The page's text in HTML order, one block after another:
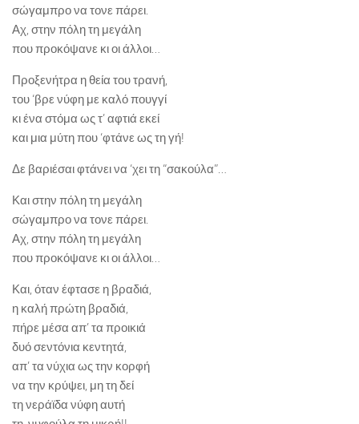
σώγαμπρο να τονε πάρει.
Αχ, στην πόλη τη μεγάλη
που προκόψανε κι οι άλλοι…
Προξενήτρα η θεία του τρανή,
του ‘βρε νύφη με καλό πουγγί
κι ένα στόμα ως τ’ αφτιά εκεί
και μια μύτη που ‘φτάνε ως τη γή!
Δε βαριέσαι φτάνει να ‘χει τη “σακούλα”…
Και στην πόλη τη μεγάλη
σώγαμπρο να τονε πάρει.
Αχ, στην πόλη τη μεγάλη
που προκόψανε κι οι άλλοι…
Και, όταν έφτασε η βραδιά,
η καλή πρώτη βραδιά,
πήρε μέσα απ’ τα προικιά
δυό σεντόνια κεντητά,
απ’ τα νύχια ως την κορφή
να την κρύψει, μη τη δεί
τη νεράϊδα νύφη αυτή